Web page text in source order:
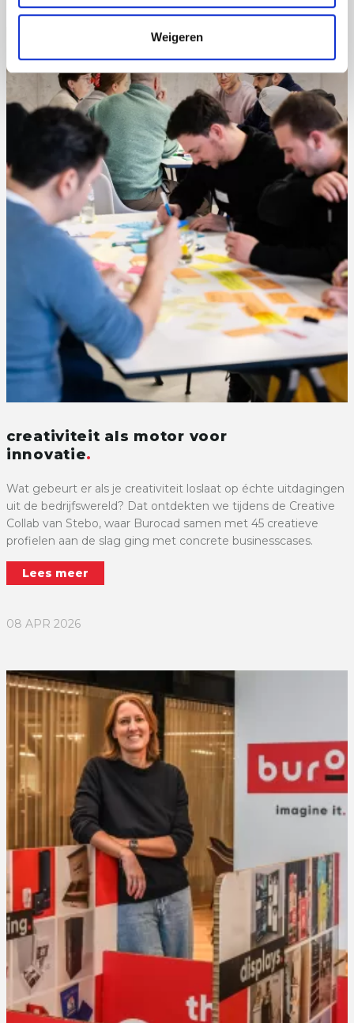
Weigeren
creativiteit als motor voor
innovatie
Wat gebeurt er als je creativiteit loslaat op échte uitdagingen
uit de bedrijfswereld? Dat ontdekten we tijdens de Creative
Collab van Stebo, waar Burocad samen met 45 creatieve
profielen aan de slag ging met concrete businesscases.
Lees meer
08 APR 2026